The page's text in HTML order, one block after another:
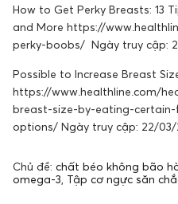
How to Get Perky Breasts: 13
and More https://
perky-boobs/ Ngày truy cập:
Possible to Increase Breast
https://www.healthline.com/
breast-size-by-eating-
options/ Ngày truy cập: 22/03/
Chủ đề: chất béo không bão
omega-3 Tập cơ ngực săn